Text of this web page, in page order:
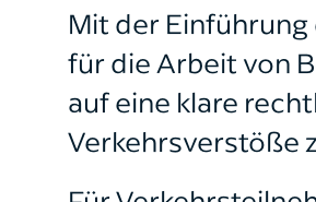
Mit der
für die Arbeit von
auf eine klare
Verkehrsverstöße